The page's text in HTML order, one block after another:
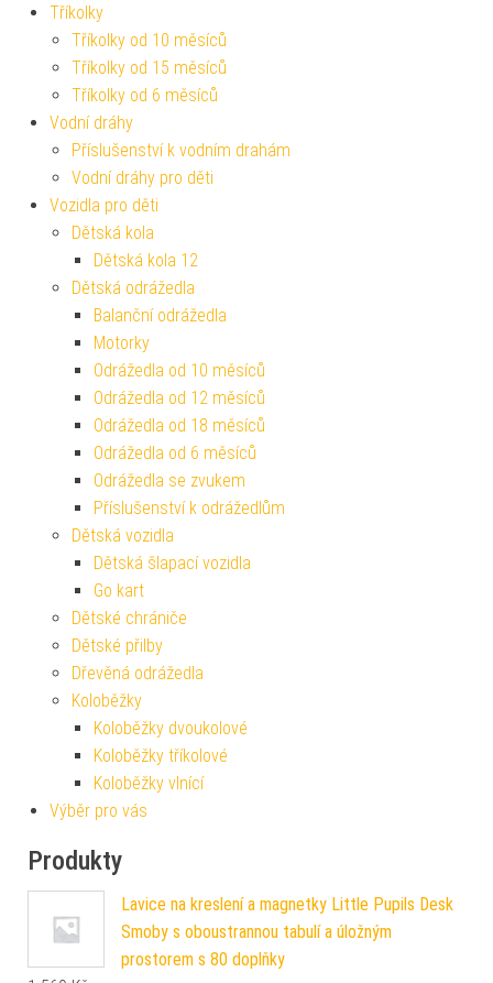
Tříkolky
Tříkolky od 10 měsíců
Tříkolky od 15 měsíců
Tříkolky od 6 měsíců
Vodní dráhy
Příslušenství k vodním drahám
Vodní dráhy pro děti
Vozidla pro děti
Dětská kola
Dětská kola 12
Dětská odrážedla
Balanční odrážedla
Motorky
Odrážedla od 10 měsíců
Odrážedla od 12 měsíců
Odrážedla od 18 měsíců
Odrážedla od 6 měsíců
Odrážedla se zvukem
Příslušenství k odrážedlům
Dětská vozidla
Dětská šlapací vozidla
Go kart
Dětské chrániče
Dětské přilby
Dřevěná odrážedla
Koloběžky
Koloběžky dvoukolové
Koloběžky tříkolové
Koloběžky vlnící
Výběr pro vás
Produkty
Lavice na kreslení a magnetky Little Pupils Desk
Smoby s oboustrannou tabulí a úložným
prostorem s 80 doplňky